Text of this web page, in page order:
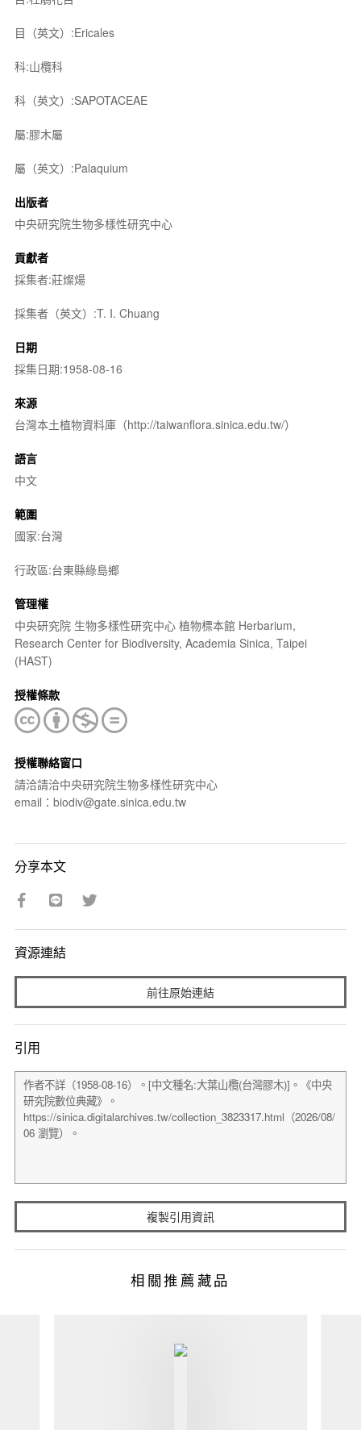
目（英文）:Ericales
科:山欖科
科（英文）:SAPOTACEAE
屬:膠木屬
屬（英文）:Palaquium
出版者
中央研究院生物多樣性研究中心
貢獻者
採集者:莊燦煬
採集者（英文）:T. I. Chuang
日期
採集日期:1958-08-16
來源
台灣本土植物資料庫（http://taiwanflora.sinica.edu.tw/）
語言
中文
範圍
國家:台灣
行政區:台東縣綠島鄉
管理權
中央研究院 生物多樣性研究中心 植物標本館 Herbarium,
Research Center for Biodiversity, Academia Sinica, Taipei
(HAST)
授權條款
授權聯絡窗口
請洽請洽中央研究院生物多樣性研究中心
email：biodiv@gate.sinica.edu.tw
分享本文
資源連結
前往原始連結
引用
複製引用資訊
相關推薦藏品